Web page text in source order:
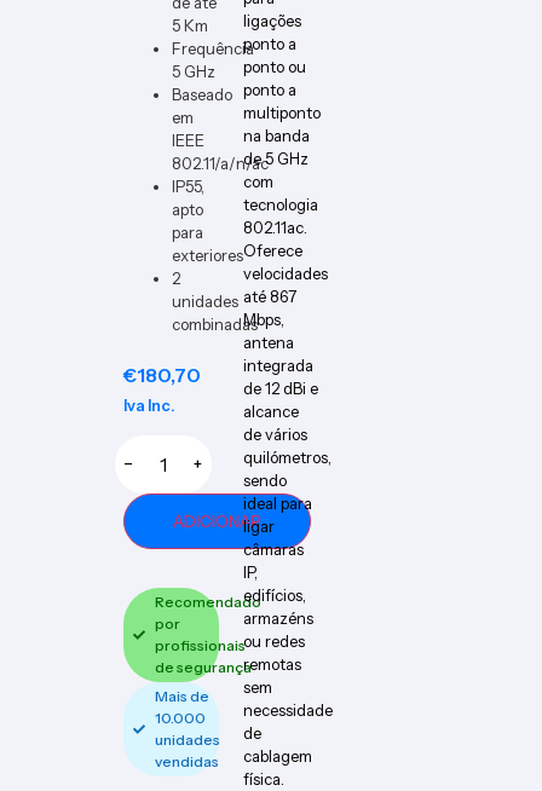
5 Km
Frequência
5 GHz
Baseado
em
IEEE
802.11/a/n/ac
IP55,
apto
para
exteriores
2
unidades
combinadas
€180,70
Iva Inc.
− +
ADICIONAR
Recomendado
por
profissionais
de segurança
Mais de
10.000
unidades
vendidas
ligações
ponto a
ponto ou
ponto a
multiponto
na banda
de 5 GHz
com
tecnologia
802.11ac.
Oferece
velocidades
até 867
Mbps,
antena
integrada
de 12 dBi e
alcance
de vários
quilómetros,
sendo
ideal para
ligar
câmaras
IP,
edifícios,
armazéns
ou redes
remotas
sem
necessidade
de
cablagem
física.